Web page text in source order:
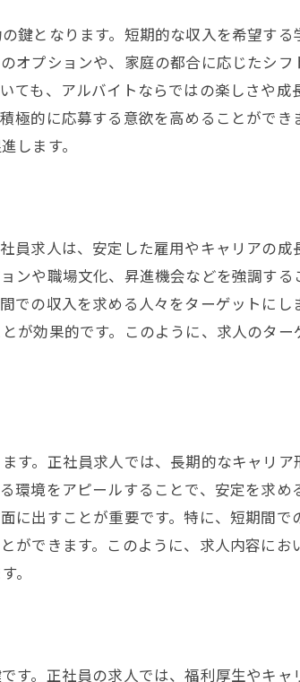
となります。短期的な収入を希望する
オプションや、家庭の都合に応じたシフ
も、アルバイトならではの楽しさや成
的に応募する意欲を高めることができ
します。
員求人は、安定した雇用やキャリアの成
や職場文化、昇進機会などを強調する
での収入を求める人々をターゲットにし
が効果的です。このように、求人のター
す。正社員求人では、長期的なキャリ
環境をアピールすることで、安定を求
に出すことが重要です。特に、短期間で
ができます。このように、求人内容に
。
。正社員の求人では、福利厚生やキャ